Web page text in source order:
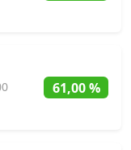
61,00 %